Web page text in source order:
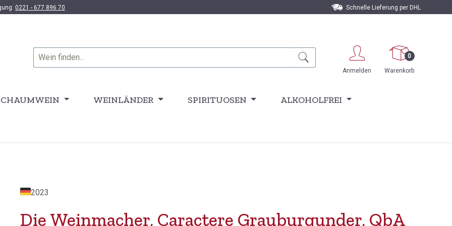
0221 - 677 896 70 Schnelle Lieferung per DHL
Anmelden
0
Warenkorb
WEINLÄNDER SPIRITUOSEN ALKOHOLFREI
2023
Die Weinmacher, Caractere Grauburgunder, QbA